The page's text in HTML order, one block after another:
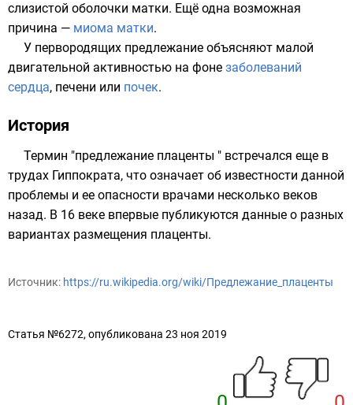
слизистой оболочки матки. Ещё одна возможная
причина — миома матки.
У первородящих предлежание объясняют малой
двигательной активностью на фоне заболеваний
сердца, печени или почек.
История
Термин "предлежание плаценты " встречался еще в
трудах Гиппократа, что означает об известности данной
проблемы и ее опасности врачами несколько веков
назад. В 16 веке впервые публикуются данные о разных
вариантах размещения плаценты.
Источник: https://ru.wikipedia.org/wiki/Предлежание_плаценты
Статья №6272, опубликована 23 ноя 2019